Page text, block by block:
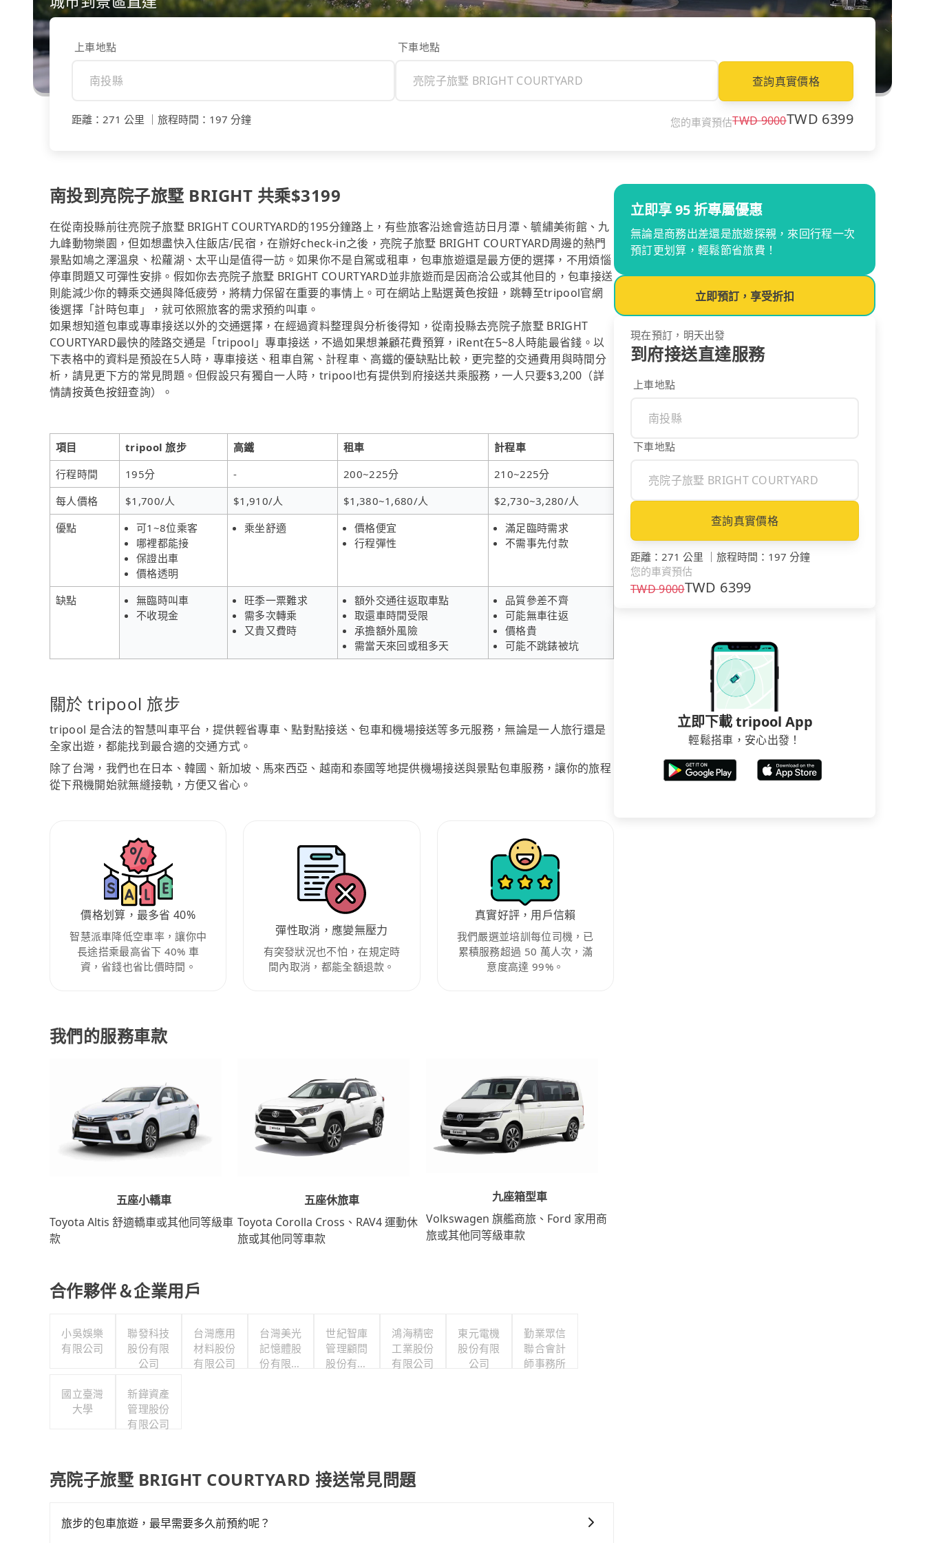
上車地點 下車地點
查詢真實價格
距離 ： 271 公里 旅程時間 ： 197 分鐘 您的車資預估TWD9000TWD 6399
南投到亮院子旅墅 BRIGHT 共乘$3199
在從南投縣前往亮院子旅墅 BRIGHT COURTYARD的195分鐘路上，有些旅客沿途會造訪日月潭、毓繡美術館、九
九峰動物樂園，但如想盡快入住飯店/民宿，在辦好check-in之後，亮院子旅墅 BRIGHT COURTYARD周邊的熱門
景點如鳩之澤溫泉、松蘿湖、太平山是值得一訪。如果你不是自駕或租車，包車旅遊還是最方便的選擇，不用煩惱
停車問題又可彈性安排。假如你去亮院子旅墅 BRIGHT COURTYARD並非旅遊而是因商洽公或其他目的，包車接送
則能減少你的轉乘交通與降低疲勞，將精力保留在重要的事情上。可在網站上點選黃色按鈕，跳轉至tripool官網
後選擇「計時包車」，就可依照旅客的需求預約叫車。
如果想知道包車或專車接送以外的交通選擇，在經過資料整理與分析後得知，從南投縣去亮院子旅墅 BRIGHT
COURTYARD最快的陸路交通是「tripool」專車接送，不過如果想兼顧花費預算，iRent在5~8人時能最省錢。以
下表格中的資料是預設在5人時，專車接送、租車自駕、計程車、高鐵的優缺點比較，更完整的交通費用與時間分
析，請見更下方的常見問題。但假設只有獨自一人時，tripool也有提供到府接送共乘服務，一人只要$3,200（詳
情請按黃色按鈕查詢）。
項目 tripool 旅步 高鐵 租車
計程車
行程時間
195分 - 200~225分
210~225分
每人價格
$1,700/人 $1,910/人 $1,380~1,680/人
$2,730~3,280/人
優點
可1~8位乘客
哪裡都能接
保證出車
價格透明
乘坐舒適
價格便宜
行程彈性
滿足臨時需求
不需事先付款
缺點
無臨時叫車
不收現金
旺季一票難求
需多次轉乘
又貴又費時
額外交通往返取車點
取還車時間受限
承擔額外風險
需當天來回或租多天
品質參差不齊
可能無車往返
價格貴
可能不跳錶被坑
關於 tripool 旅步
tripool 是合法的智慧叫車平台，提供輕省專車、點對點接送、包車和機場接送等多元服務，無論是一人旅行還是
全家出遊，都能找到最合適的交通方式。
除了台灣，我們也在日本、韓國、新加坡、馬來西亞、越南和泰國等地提供機場接送與景點包車服務，讓你的旅程
從下飛機開始就無縫接軌，方便又省心。
價格划算，最多省 40%
智慧派車降低空車率，讓你中
長途搭乘最高省下 40% 車
資，省錢也省比價時間。
彈性取消，應變無壓力
有突發狀況也不怕，在規定時
間內取消，都能全額退款。
真實好評，用戶信賴
我們嚴選並培訓每位司機，已
累積服務超過 50 萬人次，滿
意度高達 99%。
我們的服務車款
五座小轎車
Toyota Altis 舒適轎車或其他同等級車
款
五座休旅車
Toyota Corolla Cross、RAV4 運動休
旅或其他同等車款
九座箱型車
Volkswagen 旗艦商旅、Ford 家用商
旅或其他同等級車款
合作夥伴＆企業用戶
小吳娛樂
有限公司
聯發科技
股份有限
公司
台灣應用
材料股份
有限公司
台灣美光
記憶體股
份有限公
世紀智庫
管理顧問
股份有限
鴻海精密
工業股份
有限公司
東元電機
股份有限
公司
勤業眾信
聯合會計
師事務所
國立臺灣
大學
新鏵資產
管理股份
有限公司
亮院子旅墅 BRIGHT COURTYARD 接送常見問題
旅步的包車旅遊，最早需要多久前預約呢？
立即享 95 折專屬優惠
無論是商務出差還是旅遊探親，來回行程一次
預訂更划算，輕鬆節省旅費！
立即預訂，享受折扣
現在預訂，明天出發
到府接送直達服務
上車地點
下車地點
查詢真實價格
距離 ： 271 公里 ｜ 旅程時間 ： 197 分鐘
您的車資預估
TWD9000TWD 6399
立即下載 tripool App
輕鬆搭車，安心出發！